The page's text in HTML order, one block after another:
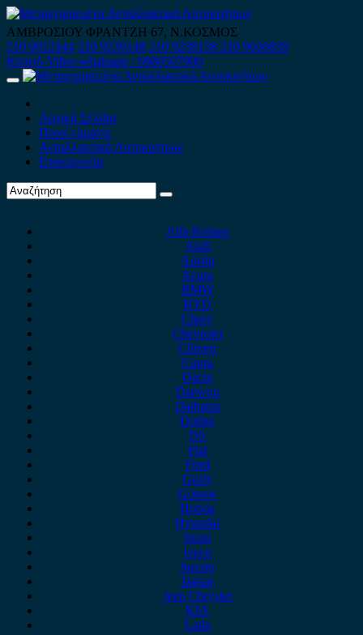
Skip
to
content
ΑΜΒΡΟΣΙΟΥ ΦΡΑΝΤΖΗ 67, Ν.ΚΟΣΜΟΣ
210 9012444 210 9239148 210 9238158 210 9026839
Κινητό-Viber-whatsapp : 6980507900
Primary
Αρχική Σελίδα
Ποιοί είμαστε
Ανταλλακτικά Αυτοκινήτων
Επικοινωνία
Alfa Romeo
Audi
Austin
Acura
BMW
BYD
Chery
Chevrolet
Citroen
Cupra
Dacia
Daewoo
Daihatsu
Dodge
DS
Fiat
Ford
Geely
Gonow
Honda
Hyundai
Isuzu
iveco
Jaecoo
Jaguar
Jeep Chrysler
KIA
Lada